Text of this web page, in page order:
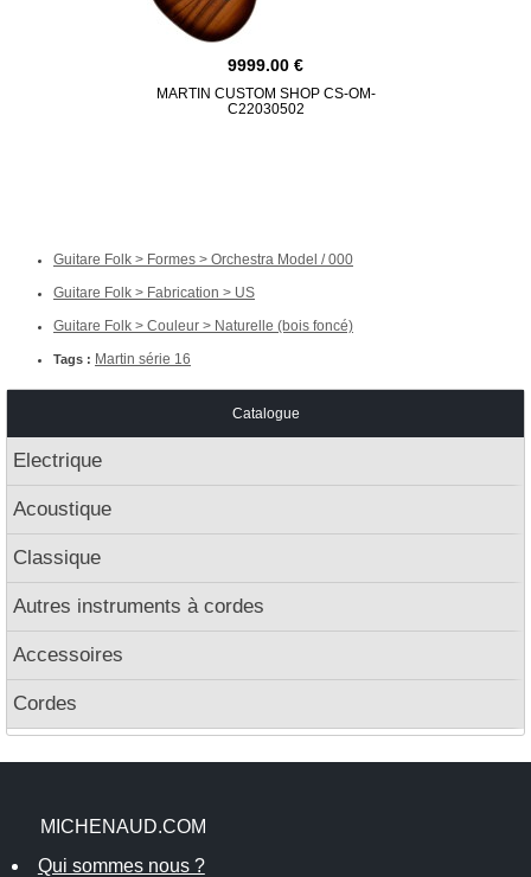
9999.00
MARTIN CUSTOM SHOP CS-OM-
C22030502
Guitare Folk > Formes > Orchestra Model / 000
Guitare Folk > Fabrication > US
Guitare Folk > Couleur > Naturelle (bois foncé)
Tags : Martin série 16
Catalogue
Electrique
Acoustique
Classique
Autres instruments à cordes
Accessoires
Cordes
MICHENAUD.COM
Qui sommes nous ?